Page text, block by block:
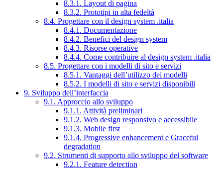
8.3.1. Layout di pagina
8.3.2. Prototipi in alta fedeltà
8.4. Progettare con il design system .italia
8.4.1. Documentazione
8.4.2. Benefici del design system
8.4.3. Risorse operative
8.4.4. Come contribuire al design system .italia
8.5. Progettare con i modelli di sito e servizi
8.5.1. Vantaggi dell’utilizzo dei modelli
8.5.2. I modelli di sito e servizi disponibili
9. Sviluppo dell’interfaccia
9.1. Approccio allo sviluppo
9.1.1. Attività preliminari
9.1.2. Web design responsivo e accessibile
9.1.3. Mobile first
9.1.4. Progressive enhancement e Graceful
degradation
9.2. Strumenti di supporto allo sviluppo del software
9.2.1. Feature detection